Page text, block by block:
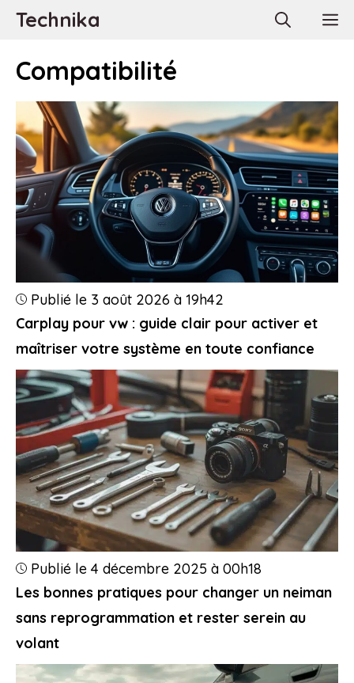
AllerTechnika
Compatibilité
Carplay pour vw : guide clair pour activer et
maîtriser votre système en toute confiance
Publié le 3 août 2026 à 19h42
Les bonnes pratiques pour changer un neiman
sans reprogrammation et rester serein au
volant
Publié le 4 décembre 2025 à 00h18